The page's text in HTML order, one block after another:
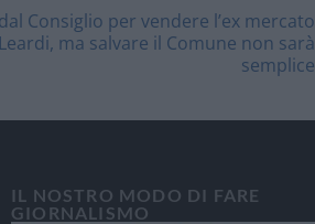
Consiglio per vendere l’ex mercato
ma salvare il Comune non sarà
semplice
IL NOSTRO MODO DI FARE
GIORNALISMO